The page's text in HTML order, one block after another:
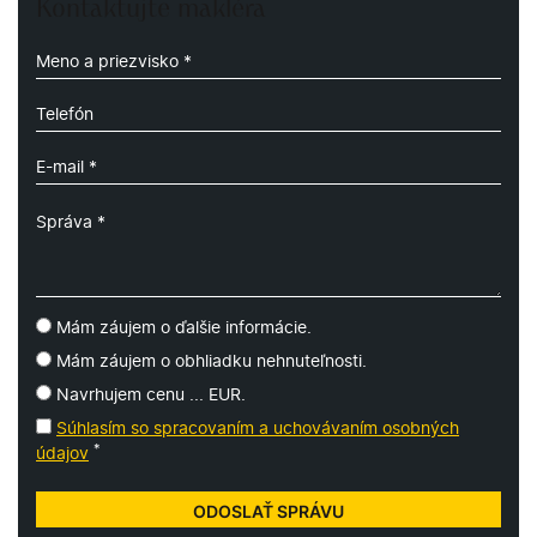
Mám záujem o ďalšie informácie.
Mám záujem o obhliadku nehnuteľnosti.
Navrhujem cenu ... EUR.
Súhlasím so spracovaním a uchovávaním osobných
údajov *